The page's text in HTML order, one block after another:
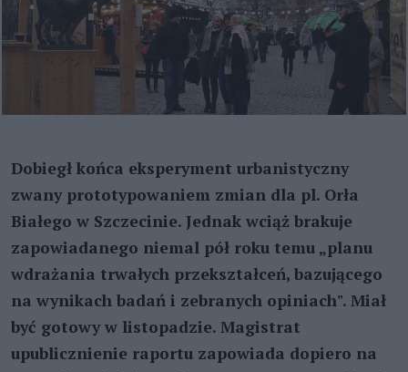
Dobiegł końca eksperyment urbanistyczny
zwany prototypowaniem zmian dla pl. Orła
Białego w Szczecinie. Jednak wciąż brakuje
zapowiadanego niemal pół roku temu „planu
wdrażania trwałych przekształceń, bazującego
na wynikach badań i zebranych opiniach". Miał
być gotowy w listopadzie. Magistrat
upublicznienie raportu zapowiada dopiero na